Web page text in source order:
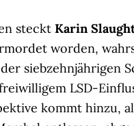
steckt Karin
worden,
siebzehnjährigen
LSD-
kommt hinzu,